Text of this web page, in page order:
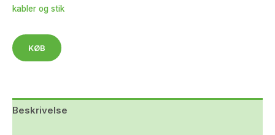
kabler og stik
KØB
Beskrivelse